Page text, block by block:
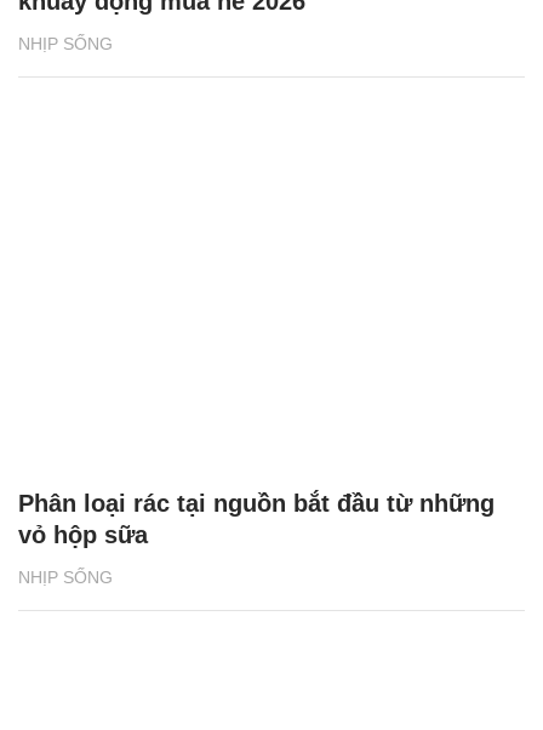
NHỊP SỐNG
NHỊP SỐNG
Phân loại rác tại nguồn bắt đầu từ những
vỏ hộp sữa